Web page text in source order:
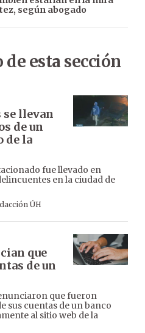
según abogado
esta sección
se llevan
de un
de la
fue llevado en
en la ciudad de
ÚH
que
de un
que fueron
sus cuentas de un banco
al sitio web de la